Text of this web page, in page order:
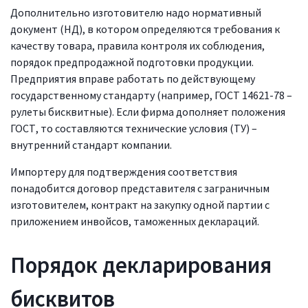
Дополнительно изготовителю надо нормативный
документ (НД), в котором определяются требования к
качеству товара, правила контроля их соблюдения,
порядок предпродажной подготовки продукции.
Предприятия вправе работать по действующему
государственному стандарту (например, ГОСТ 14621-78 –
рулеты бисквитные). Если фирма дополняет положения
ГОСТ, то составляются технические условия (ТУ) –
внутренний стандарт компании.
Импортеру для подтверждения соответствия
понадобится договор представителя с заграничным
изготовителем, контракт на закупку одной партии с
приложением инвойсов, таможенных деклараций.
Порядок декларирования
бисквитов